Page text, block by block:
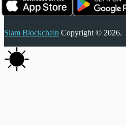
Siam Blockchain Copyright © 2026.